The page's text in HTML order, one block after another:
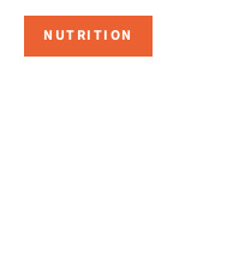
NUTRITION